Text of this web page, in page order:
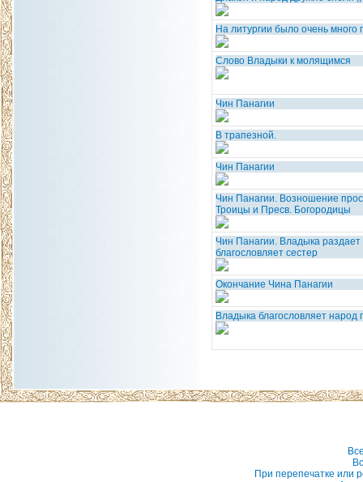
На литургии было очень много
Слово Владыки к молящимся
Чин Панагии
В трапезной.
Чин Панагии
Чин Панагии. Возношение
Троицы и Пресв. Богородицы
Чин Панагии. Владыка
благословляет сестер
Окончание Чина Панагии
Владыка благословляет
При перепечатке или